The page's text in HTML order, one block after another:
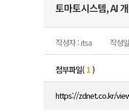
토마토시스템, AI
작성자 : itsa 작성
첨부파일( 1 )
https://zdnet.co.kr/